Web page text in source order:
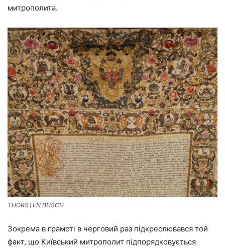
митрополита.
THORSTEN BUSCH
Зокрема в грамоті в черговий раз підкреслювався той
факт, що Київський митрополит підпорядковується